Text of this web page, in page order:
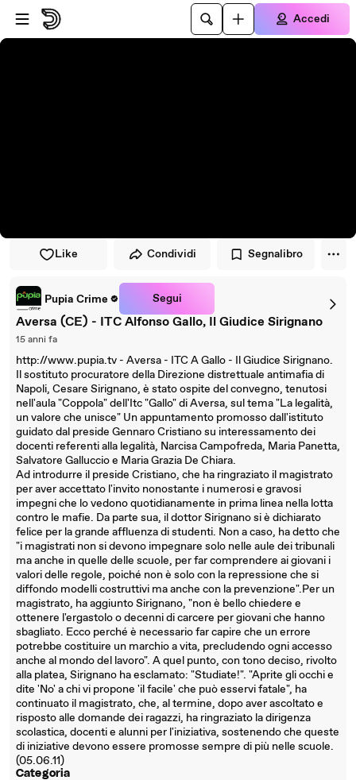
Vai al lettore
Passa al contenuto principale
Accedi
Like Condividi Segnalibro
Pupia Crime Segui
Aversa (CE) - ITC Alfonso Gallo, Il Giudice Sirignano
15 anni fa
http://www.pupia.tv - Aversa - ITC A Gallo - Il Giudice Sirignano.
Il sostituto procuratore della Direzione distrettuale antimafia di
Napoli, Cesare Sirignano, è stato ospite del convegno, tenutosi
nell'aula "Coppola" dell'Itc "Gallo" di Aversa, sul tema "La legalità,
un valore che unisce" Un appuntamento promosso dall'istituto
guidato dal preside Gennaro Cristiano su interessamento dei
docenti referenti alla legalità, Narcisa Campofreda, Maria Panetta,
Salvatore Galluccio e Maria Grazia De Chiara.
Ad introdurre il preside Cristiano, che ha ringraziato il magistrato
per aver accettato l'invito nonostante i numerosi e gravosi
impegni che lo vedono quotidianamente in prima linea nella lotta
contro le mafie. Da parte sua, il dottor Sirignano si è dichiarato
felice per la grande affluenza di studenti. Non a caso, ha detto che
"i magistrati non si devono impegnare solo nelle aule dei tribunali
ma anche in quelle delle scuole, per far comprendere ai giovani i
valori delle regole, poiché non è solo con la repressione che si
diffondo modelli costruttivi ma anche con la prevenzione".Per un
magistrato, ha aggiunto Sirignano, "non è bello chiedere e
ottenere l'ergastolo o decenni di carcere per giovani che hanno
sbagliato. Ecco perché è necessario far capire che un errore
potrebbe costituire un marchio a vita, precludendo ogni accesso
anche al mondo del lavoro". A quel punto, con tono deciso, rivolto
alla platea, Sirignano ha esclamato: "Studiate!". "Aprite gli occhi e
dite 'No' a chi vi propone 'il facile' che può esservi fatale", ha
continuato il magistrato, che, al termine, dopo aver ascoltato e
risposto alle domande dei ragazzi, ha ringraziato la dirigenza
scolastica, docenti e alunni per l'iniziativa, sostenendo che queste
di iniziative devono essere promosse sempre di più nelle scuole.
(05.06.11)
Categoria